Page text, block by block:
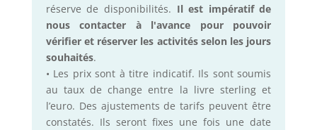
réserve de disponibilités. Il est impératif de
nous contacter à l'avance pour pouvoir
vérifier et réserver les activités selon les jours
souhaités.
• Les prix sont à titre indicatif. Ils sont soumis
au taux de change entre la livre sterling et
l’euro. Des ajustements de tarifs peuvent être
constatés. Ils seront fixes une fois une date